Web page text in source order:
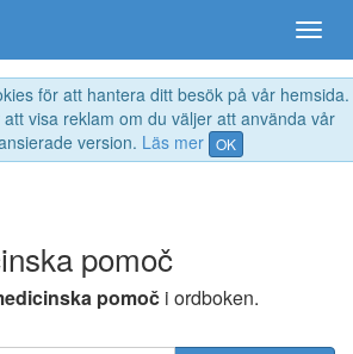
för att hantera ditt besök på vår hemsida.
visa reklam om du väljer att använda vår
version. Läs mer OK
pomoč
pomoč i ordboken.